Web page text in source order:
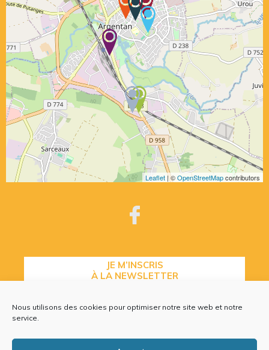
Nous utilisons des cookies pour optimiser notre site web et notre
service.
Leaflet | ©OpenStreetMapcontributors
JE M’INSCRIS
À LA NEWSLETTER